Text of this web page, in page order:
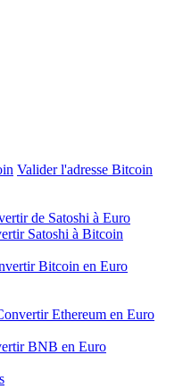
Valider l'adresse Bitcoin
de Satoshi à Euro
Satoshi à Bitcoin
Bitcoin en Euro
Ethereum en Euro
BNB en Euro